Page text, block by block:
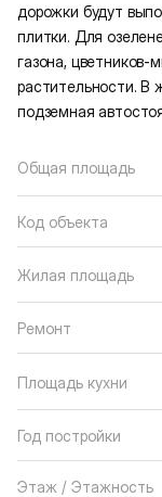
дорожки будут
плитки. Для
газона, цветников-
растительности. В
подземная
Общая площадь
Код объекта
Жилая площадь
Ремонт
Площадь кухни
Год постройки
Этаж / Этажность